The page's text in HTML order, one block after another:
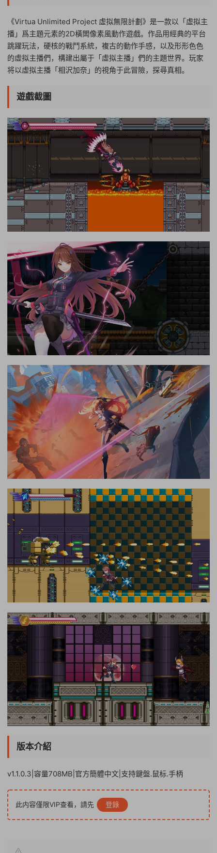
《Virtua Unlimited Project 虛拟無限計劃》是一款以「虛拟主
播」爲主題元素的2D橫闆像素風動作遊戲。作品用經典的平台
跳躍玩法，硬核的戰鬥系統，複古的動作手感，以及形形色色
的虛拟主播們，構建出屬于「虛拟主播」們的主題世界。玩家
将以虛拟主播「相沢加奈」的視角于此冒險，探尋真相。
遊戲截圖
版本介紹
v1.1.0.3|容量708MB|官方簡體中文|支持鍵盤.鼠标.手柄
此内容僅限VIP查看，請先 登錄